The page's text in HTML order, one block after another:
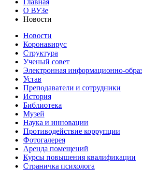
Главная
О ВУЗе
Новости
Новости
Коронавирус
Структура
Ученый совет
Электронная информационно-
Устав
Преподаватели и сотрудники
История
Библиотека
Музей
Наука и инновации
Противодействие коррупции
Фотогалерея
Аренда помещений
Курсы повышения квалификации
Страничка психолога